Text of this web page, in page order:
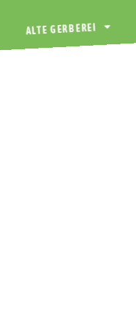
ALTE GERBEREI